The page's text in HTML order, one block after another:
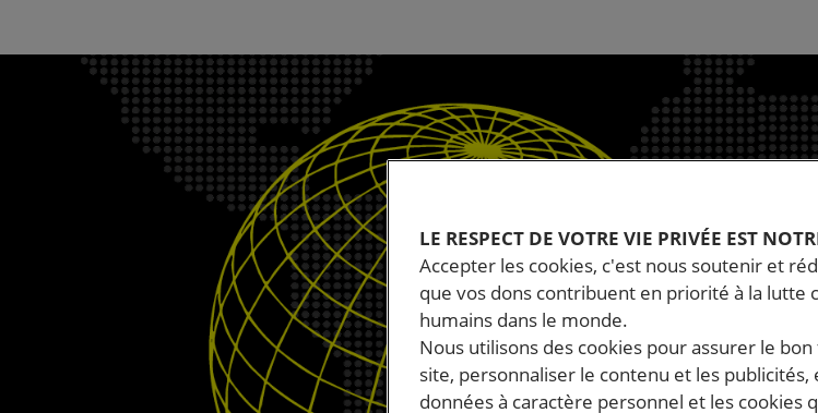
LE RESPECT DE VOTRE VIE PRIVÉE EST
Accepter les cookies, c'est nous soutenir et
que vos dons contribuent en priorité à la lutte
humains dans le monde.
Nous utilisons des cookies pour assurer le
site, personnaliser le contenu et les
données à caractère personnel et les cookies